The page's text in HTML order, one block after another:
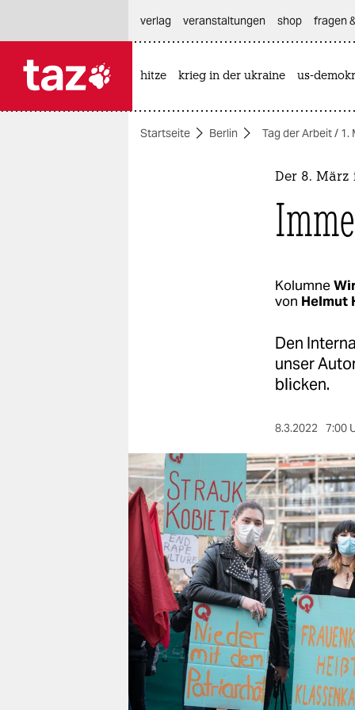
themen
verlag
verlag
veranstaltungen
shop
fragen & hilfe
unterstützen
abo
genossenschaft
verlag
veranstaltungen shop fragen
hitze krieg in der ukraine us-
Startseite Berlin Tag der Arbeit / 1.
Der 8. März
Kolumne
von Helmut
Den
unser
blicken.
8.3.2022 7:00